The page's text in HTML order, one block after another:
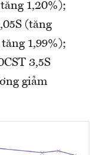
1,20%);
(tăng
1,99%);
3,5S
giảm